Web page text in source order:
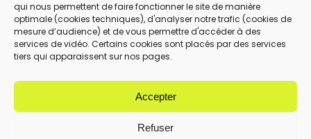
qui nous permettent de faire fonctionner le site de manière
optimale (cookies techniques), d'analyser notre trafic (cookies de
mesure d’audience) et de vous permettre d'accéder à des
services de vidéo. Certains cookies sont placés par des services
tiers qui apparaissent sur nos pages.
Accepter
Refuser
En utilisant ce formulaire, vous acceptez le
stockage et le traitement de vos données
par ce site.